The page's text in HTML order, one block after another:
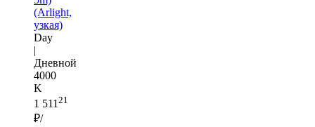
(Arlight,
узкая)
Day
|
Дневной
4000
K
1 511 21
₽/